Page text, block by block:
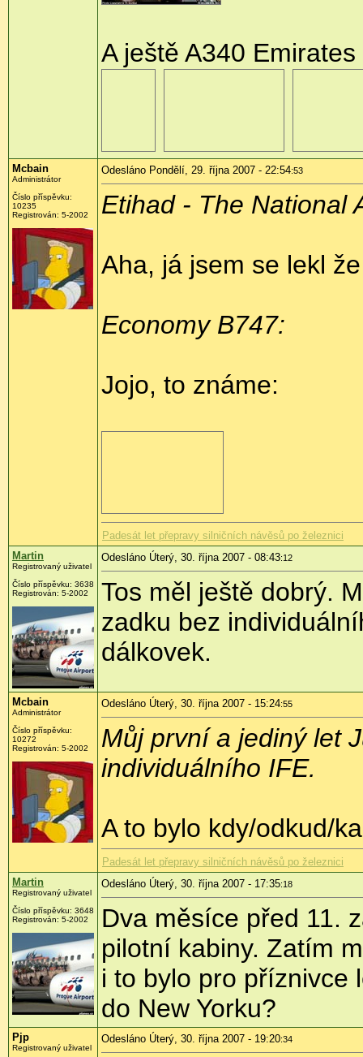
A ještě A340
Mcbain
Administrátor
Číslo příspěvku:
10235
Registrován: 5-2002
Odesláno Pondělí, 29. října 2007 - 22:54:53
Etihad - The National
Aha, já jsem se lekl
Economy B747:
Jojo, to známe:
Padesát let přepravy silničních návěsů po železnici
Martin
Registrovaný uživatel
Číslo příspěvku: 3638
Registrován: 5-2002
Odesláno Úterý, 30. října 2007 - 08:43:12
Tos měl ještě dobrý.
zadku bez
dálkovek.
Mcbain
Administrátor
Číslo příspěvku:
10272
Registrován: 5-2002
Odesláno Úterý, 30. října 2007 - 15:24:55
Můj první a jediný let
individuálního IFE.
A to bylo kdy/odkud/
Padesát let přepravy silničních návěsů po železnici
Martin
Registrovaný uživatel
Číslo příspěvku: 3648
Registrován: 5-2002
Odesláno Úterý, 30. října 2007 - 17:35:18
Dva měsíce před 11.
pilotní kabiny. Zatím
i to bylo pro příznivce
do New Yorku?
Pjp
Registrovaný uživatel
Odesláno Úterý, 30. října 2007 - 19:20:34